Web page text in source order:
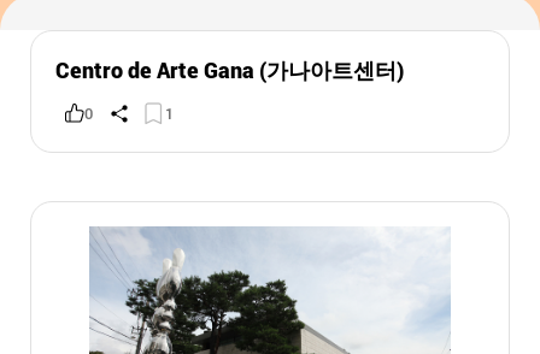
Centro de Arte Gana (가나아트센터)
0 1